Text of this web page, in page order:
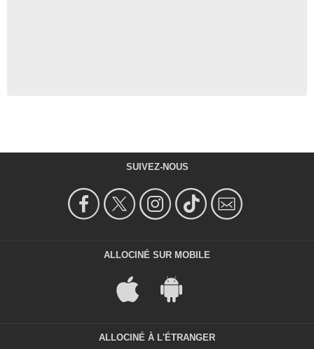
SUIVEZ-NOUS
ALLOCINÉ SUR MOBILE
ALLOCINÉ À L'ÉTRANGER